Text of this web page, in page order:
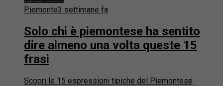
Piemonte3 settimane fa
Solo chi è piemontese ha sentito
dire almeno una volta queste 15
frasi
Scopri le 15 espressioni tipiche del Piemontese